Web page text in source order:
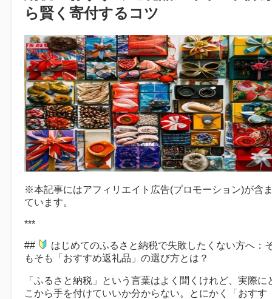
ら賢く寄付するコツ
※本記事にはアフィリエイト広告(プロモーション)が含
ています。
***
##
はじめてのふるさと納税で失敗したくない方へ：
もそも「おすすめ返礼品」の選び方とは？
「ふるさと納税」という言葉はよく聞くけれど、実際に
こから手を付けていいか分からない。とにかく「おすす